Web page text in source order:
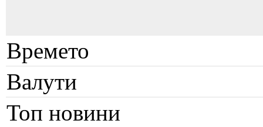
Времето
Валути
Топ новини